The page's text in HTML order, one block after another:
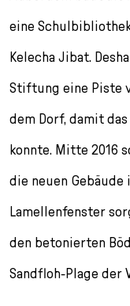
eine
Kelecha Jibat.
Stiftung eine Piste
dem Dorf, damit
konnte. Mitte 2016
die neuen Gebäude
Lamellenfenster
den betonierten
Sandfloh-Plage der